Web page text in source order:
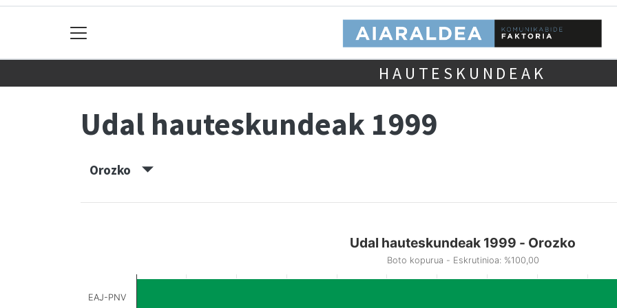
HAUTESKUNDEAK
Udal hauteskundeak 1999
Orozko
Udal hauteskundeak 1999 - Orozko
Boto kopurua - Eskrutinioa: %100,00
EAJ-PNV